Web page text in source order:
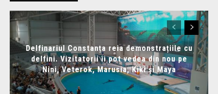
Delfinariul Constanța reia demonstrațiile cu
delfini. Vizitatorii îi pot vedea din nou pe
Nini, Veterok, Marusia, Kiki și Maya